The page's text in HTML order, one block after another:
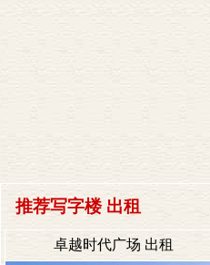
推荐写字楼 出租
卓越时代广场 出租